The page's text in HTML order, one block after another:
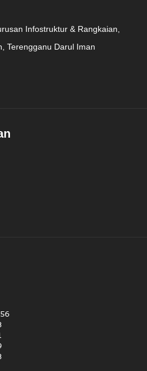
Infostruktur & Rangkaian,
Terengganu Darul Iman